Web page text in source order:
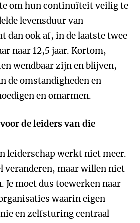
om hun continuïteit veilig te
levensduur van
dan ook af, in de laatste twee
naar 12,5 jaar. Kortom,
wendbaar zijn en blijven,
de omstandigheden en
en omarmen.
de leiders van die
leiderschap werkt niet meer.
veranderen, maar willen niet
Je moet dus toewerken naar
waarin eigen
en zelfsturing centraal